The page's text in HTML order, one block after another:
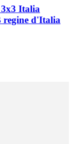
Italia
regine d'Italia